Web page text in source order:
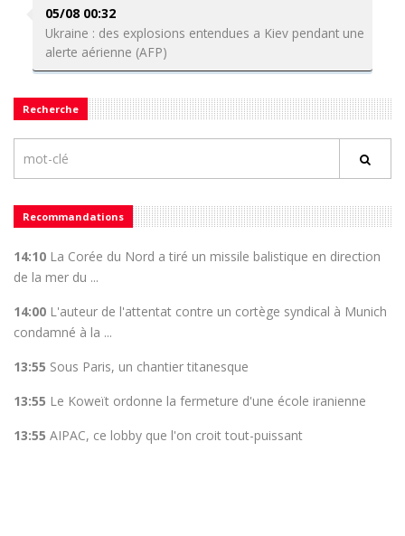
05/08 00:32
Ukraine : des explosions entendues a Kiev pendant une
alerte aérienne (AFP)
Recherche
Recommandations
14:10 La Corée du Nord a tiré un missile balistique en direction
de la mer du ...
14:00 L'auteur de l'attentat contre un cortège syndical à Munich
condamné à la ...
13:55 Sous Paris, un chantier titanesque
13:55 Le Koweït ordonne la fermeture d'une école iranienne
13:55 AIPAC, ce lobby que l'on croit tout-puissant